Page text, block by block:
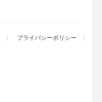
プライバシーポリシー